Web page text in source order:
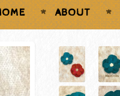
ABOUT